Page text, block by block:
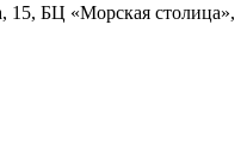
15, БЦ «Морская столица»,